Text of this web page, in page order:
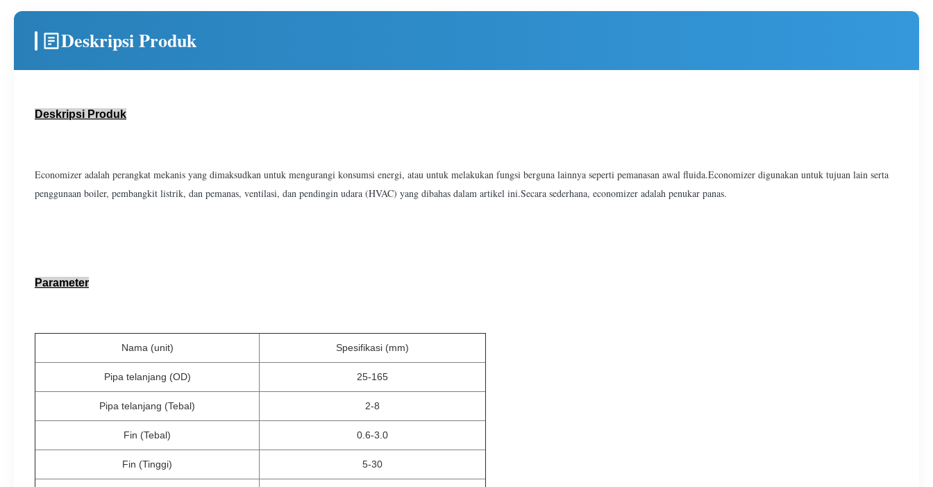
Deskripsi Produk
Deskripsi Produk
Economizer adalah perangkat mekanis yang dimaksudkan untuk mengurangi konsumsi energi, atau untuk melakukan fungsi berguna lainnya seperti pemanasan awal fluida.Economizer digunakan untuk tujuan lain serta
penggunaan boiler, pembangkit listrik, dan pemanas, ventilasi, dan pendingin udara (HVAC) yang dibahas dalam artikel ini.Secara sederhana, economizer adalah penukar panas.
Parameter
Nama (unit) Spesifikasi (mm)
Pipa telanjang (OD) 25-165
Pipa telanjang (Tebal) 2-8
Fin (Tebal) 0.6-3.0
Fin (Tinggi) 5-30